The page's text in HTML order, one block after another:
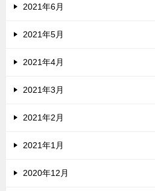
2021年6月
2021年5月
2021年4月
2021年3月
2021年2月
2021年1月
2020年12月